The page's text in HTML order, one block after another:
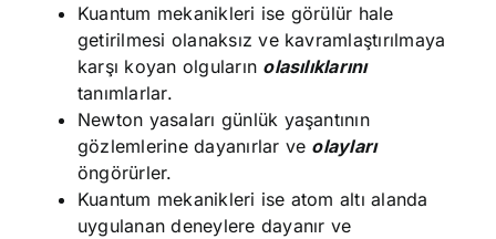
Kuantum mekanikleri ise görülür hale
getirilmesi olanaksız ve kavramlaştırılmaya
karşı koyan olguların olasılıklarını
tanımlarlar.
Newton yasaları günlük yaşantının
gözlemlerine dayanırlar ve olayları
öngörürler.
Kuantum mekanikleri ise atom altı alanda
uygulanan deneylere dayanır ve